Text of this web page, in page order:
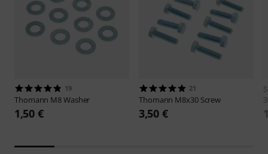
19
Thomann M8 Washer
1,50 €
21
Thomann M8x30 Screw
3,50 €